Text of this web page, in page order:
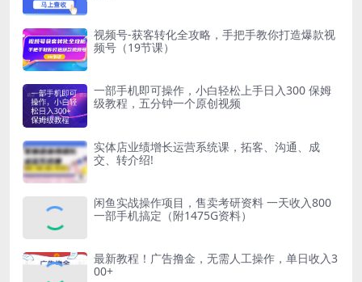
视频号-获客转化全攻略，手把手教你打造爆款视
频号（19节课）
一部手机即可操作，小白轻松上手日入300 保姆
级教程，五分钟一个原创视频
实体店业绩增长运营系统课，拓客、沟通、成
交、转介绍!
闲鱼实战操作项目，售卖考研资料 一天收入800
一部手机搞定（附1475G资料）
最新教程！广告撸金，无需人工操作，单日收入3
00+